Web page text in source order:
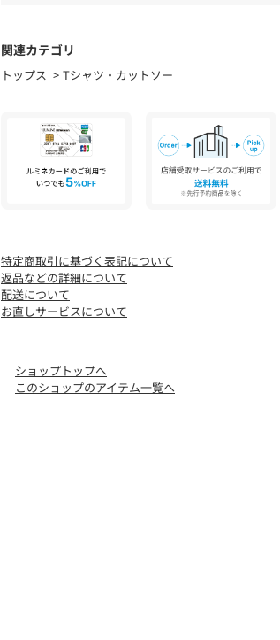
2010年に誕生して以降、グラフィック、ロック
ーなど世界中で長きに渡って愛され続けている
合ったコラボレーションを積極的に行い、ヴィ
※身丈採寸方法について
首の横の付け根（サイドネックポイント）から
※お取り扱い上のご注意
枚1枚異なった風合いをお楽しみいただけます。
なおプリントは永久的なものではなく、着用や
ひび割れや脱落することがあります。
＊＊＊＊＊＊＊＊＊＊＊＊＊＊＊＊＊＊＊＊＊＊
透け感：ややあり
関連カテゴリ
トップス Tシャツ・カットソー
特定商取引に基づく表記について
返品などの詳細について
配送について
お直しサービスについて
ショップトップへ
このショップのアイテム一覧へ